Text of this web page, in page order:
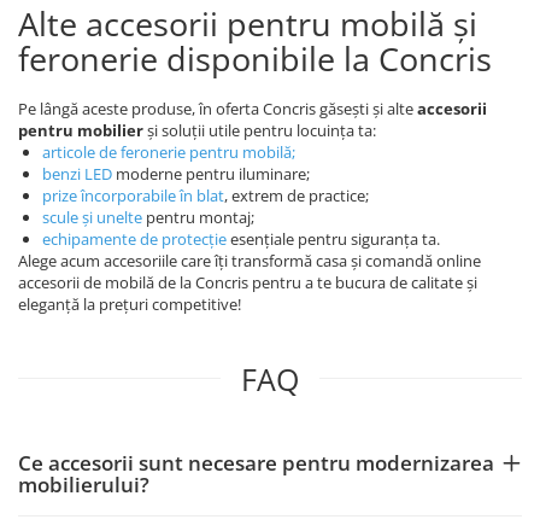
Alte accesorii pentru mobilă și
feronerie disponibile la Concris
Pe lângă aceste produse, în oferta Concris găsești și alteaccesorii
pentru mobilierși soluții utile pentru locuința ta:
articole de feronerie pentru mobilă;
benzi LED moderne pentru iluminare;
prize încorporabile în blat, extrem de practice;
scule și unelte pentru montaj;
echipamente de protecțieesențiale pentru siguranța ta.
Alege acum accesoriile care îți transformă casa și comandă online
accesorii de mobilă de la Concris pentru a te bucura de calitate și
eleganță la prețuri competitive!
FAQ
Ce accesorii sunt necesare pentru modernizarea
mobilierului?